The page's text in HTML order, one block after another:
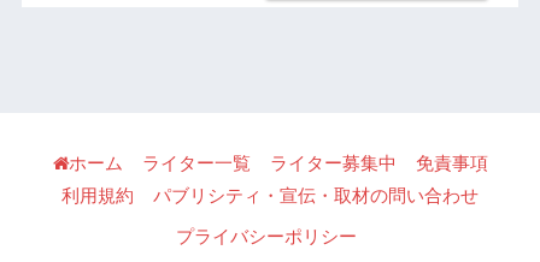
ホーム ライター一覧 ライター募集中
免責事項
利用規約
パブリシティ・宣伝・取材の問い合わせ
プライバシーポリシー